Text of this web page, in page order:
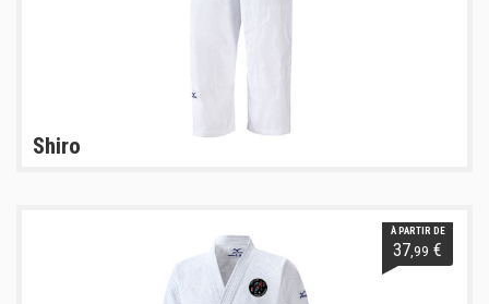
Shiro
À PARTIR DE
37,99 €